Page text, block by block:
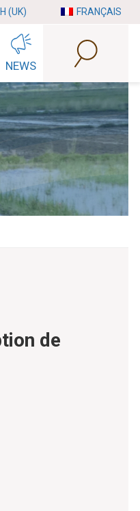
(UK) FRANÇAIS
NEWS
de